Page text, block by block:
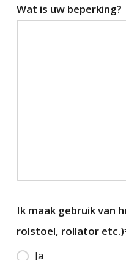
Wat is uw beperking?
Ik maak gebruik van
rolstoel, rollator etc.)
Ja